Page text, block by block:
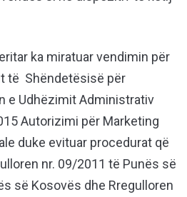
ka miratuar vendimin për
të Shëndetësisë për
e Udhëzimit Administrativ
Autorizimi për Marketing
duke evituar procedurat që
nr. 09/2011 të Punës së
së Kosovës dhe Rregulloren